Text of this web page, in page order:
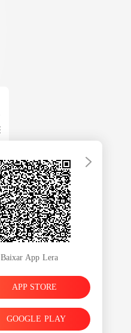
Baixar App Lera
APP STORE
GOOGLE PLAY